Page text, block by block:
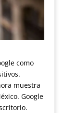
como
muestra
Google